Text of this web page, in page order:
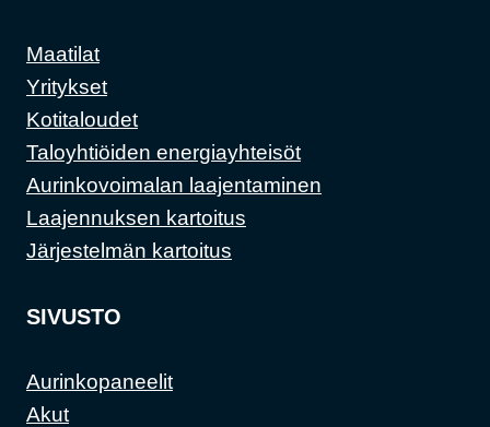
Maatilat
Yritykset
Kotitaloudet
Taloyhtiöiden energiayhteisöt
Aurinkovoimalan laajentaminen
Laajennuksen kartoitus
Järjestelmän kartoitus
SIVUSTO
Aurinkopaneelit
Akut